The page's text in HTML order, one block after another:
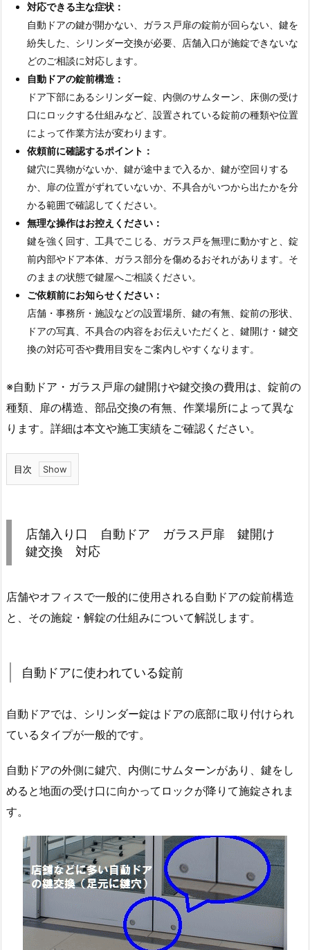
対応できる主な症状：
自動ドアの鍵が開かない、ガラス戸扉の錠前が回らない、鍵を
紛失した、シリンダー交換が必要、店舗入口が施錠できないな
どのご相談に対応します。
自動ドアの錠前構造：
ドア下部にあるシリンダー錠、内側のサムターン、床側の受け
口にロックする仕組みなど、設置されている錠前の種類や位置
によって作業方法が変わります。
依頼前に確認するポイント：
鍵穴に異物がないか、鍵が途中まで入るか、鍵が空回りする
か、扉の位置がずれていないか、不具合がいつから出たかを分
かる範囲で確認してください。
無理な操作はお控えください：
鍵を強く回す、工具でこじる、ガラス戸を無理に動かすと、錠
前内部やドア本体、ガラス部分を傷めるおそれがあります。そ
のままの状態で鍵屋へご相談ください。
ご依頼前にお知らせください：
店舗・事務所・施設などの設置場所、鍵の有無、錠前の形状、
ドアの写真、不具合の内容をお伝えいただくと、鍵開け・鍵交
換の対応可否や費用目安をご案内しやすくなります。
※自動ドア・ガラス戸扉の鍵開けや鍵交換の費用は、錠前の
種類、扉の構造、部品交換の有無、作業場所によって異な
ります。詳細は本文や施工実績をご確認ください。
目次
1.
入
り
自
動
ガ
戸
扉
開
け
換
対
応
1.
1.
自
店舗入り口 自動ドア ガラス戸扉 鍵開け
鍵交換 対応
店舗やオフィスで一般的に使用される自動ドアの錠前構造
と、その施錠・解錠の仕組みについて解説します。
自動ドアに使われている錠前
自動ドアでは、シリンダー錠はドアの底部に取り付けられ
ているタイプが一般的です。
自動ドアの外側に鍵穴、内側にサムターンがあり、鍵をし
めると地面の受け口に向かってロックが降りて施錠されま
す。